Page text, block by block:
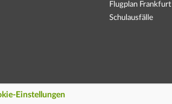
Flugplan Frankfurt
Schulausfälle
Einstellungen